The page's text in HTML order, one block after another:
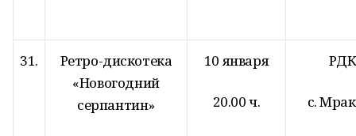
31.
Ретро-дискотека
«Новогодний
серпантин»
10 января
20.00 ч.
РДК
с.